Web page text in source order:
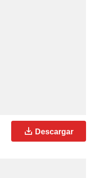
Descargar